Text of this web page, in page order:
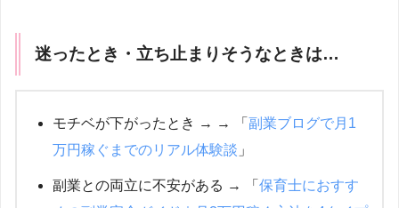
迷ったとき・立ち止まりそうなときは…
モチベが下がったとき → → 「 副業ブログで月1
万円稼ぐまでのリアル体験談 」
副業との両立に不安がある → 「 保育士におすす